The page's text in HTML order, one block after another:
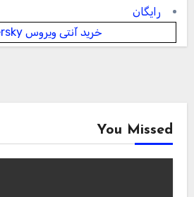
رایگان
خرید آنتی ویروس Kaspersky
You Missed